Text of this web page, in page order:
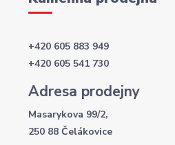
+420 605 883 949
+420 605 541 730
Adresa prodejny
Masarykova 99/2,
250 88 Čelákovice